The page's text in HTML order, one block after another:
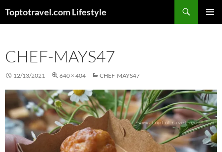
Toptotravel.com Lifestyle
CHEF-MAYS47
12/13/2021 640 × 404 CHEF-MAYS47